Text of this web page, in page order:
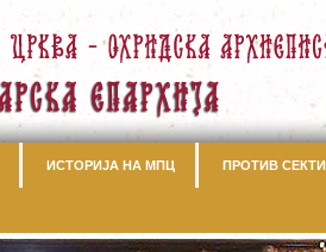
ИСТОРИЈА НА МПЦ ПРОТИВ